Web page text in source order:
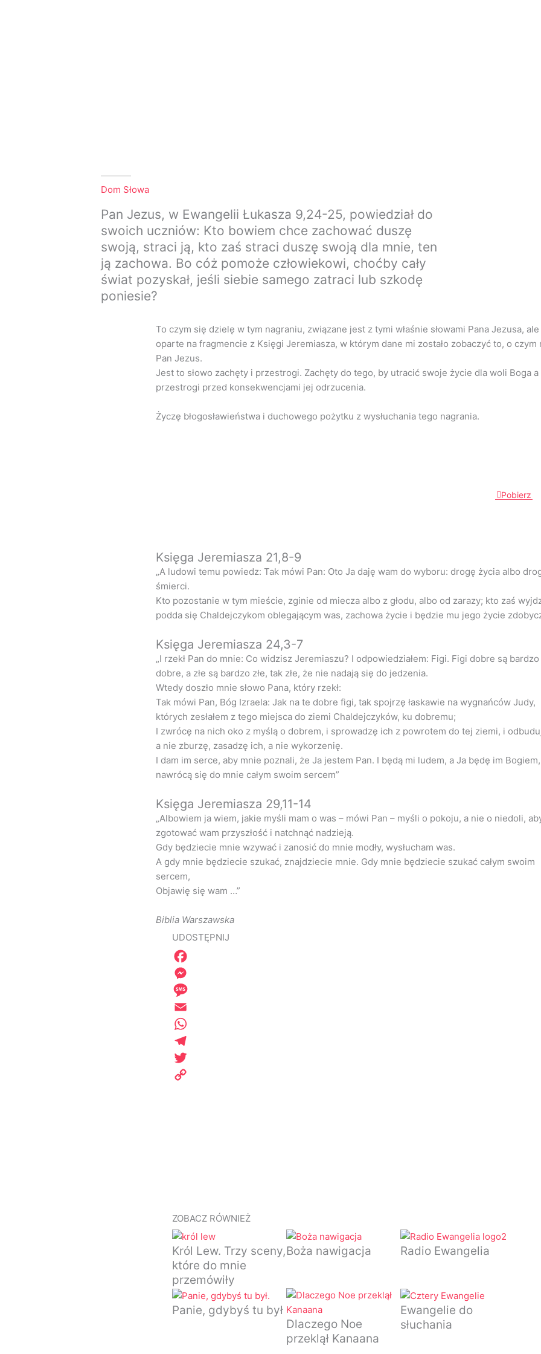
Dom Słowa
Pan Jezus, w Ewangelii Łukasza 9,24-25, powiedział do
swoich uczniów: Kto bowiem chce zachować duszę
swoją, straci ją, kto zaś straci duszę swoją dla mnie, ten
ją zachowa. Bo cóż pomoże człowiekowi, choćby cały
świat pozyskał, jeśli siebie samego zatraci lub szkodę
poniesie?
To czym się dzielę w tym nagraniu, związane jest z tymi właśnie słowami Pana Jezusa, ale
oparte na fragmencie z Księgi Jeremiasza, w którym dane mi zostało zobaczyć to, o czym
Pan Jezus.
Jest to słowo zachęty i przestrogi. Zachęty do tego, by utracić swoje życie dla woli Boga a
przestrogi przed konsekwencjami jej odrzucenia.
Życzę błogosławieństwa i duchowego pożytku z wysłuchania tego nagrania.
Pobierz
Księga Jeremiasza 21,8-9
„A ludowi temu powiedz: Tak mówi Pan: Oto Ja daję wam do wyboru: drogę życia albo
śmierci.
Kto pozostanie w tym mieście, zginie od miecza albo z głodu, albo od zarazy; kto zaś
podda się Chaldejczykom oblegającym was, zachowa życie i będzie mu jego życie
Księga Jeremiasza 24,3-7
„I rzekł Pan do mnie: Co widzisz Jeremiaszu? I odpowiedziałem: Figi. Figi dobre są bardzo
dobre, a złe są bardzo złe, tak złe, że nie nadają się do jedzenia.
Wtedy doszło mnie słowo Pana, który rzekł:
Tak mówi Pan, Bóg Izraela: Jak na te dobre figi, tak spojrzę łaskawie na wygnańców Judy,
których zesłałem z tego miejsca do ziemi Chaldejczyków, ku dobremu;
I zwrócę na nich oko z myślą o dobrem, i sprowadzę ich z powrotem do tej ziemi, i
a nie zburzę, zasadzę ich, a nie wykorzenię.
I dam im serce, aby mnie poznali, że Ja jestem Pan. I będą mi ludem, a Ja będę im
nawrócą się do mnie całym swoim sercem”
Księga Jeremiasza 29,11-14
„Albowiem ja wiem, jakie myśli mam o was – mówi Pan – myśli o pokoju, a nie o niedoli,
zgotować wam przyszłość i natchnąć nadzieją.
Gdy będziecie mnie wzywać i zanosić do mnie modły, wysłucham was.
A gdy mnie będziecie szukać, znajdziecie mnie. Gdy mnie będziecie szukać całym swoim
sercem,
Objawię się wam …”
Biblia Warszawska
UDOSTĘPNIJ
Facebook
Messenger
Message
Email
WhatsApp
Telegram
Twitter
ZOBACZ RÓWNIEŻ
Król Lew. Trzy sceny,
które do mnie
przemówiły
Boża nawigacja Radio Ewangelia
Panie, gdybyś tu był
Dlaczego Noe
przeklął Kanaana
Ewangelie do
słuchania